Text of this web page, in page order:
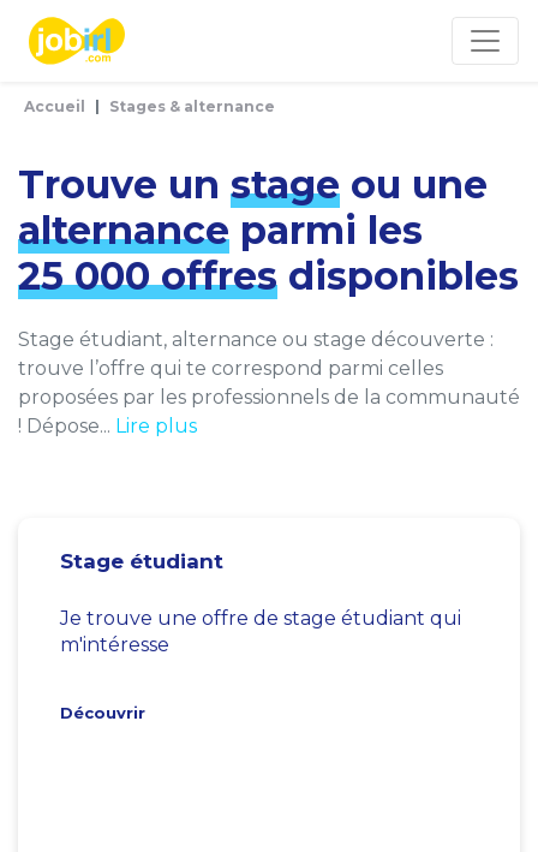
Accueil Stages & alternance
Trouve un stage ou une
alternance parmi les
25 000 offres disponibles
Stage étudiant, alternance ou stage découverte :
trouve l’offre qui te correspond parmi celles
proposées par les professionnels de la communauté
! Dépose... Lire plus
Stage étudiant
Je trouve une offre de stage étudiant qui
m'intéresse
Découvrir
Panneau de gestion des cookies